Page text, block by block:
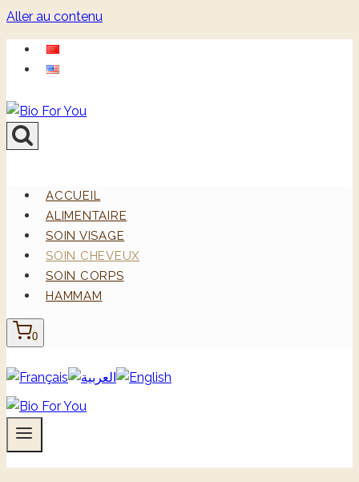
Aller au contenu
ACCUEIL
ALIMENTAIRE
SOIN VISAGE
SOIN CHEVEUX
SOIN CORPS
HAMMAM
0